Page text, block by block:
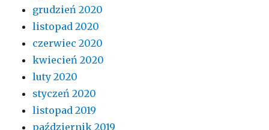
grudzień 2020
listopad 2020
czerwiec 2020
kwiecień 2020
luty 2020
styczeń 2020
listopad 2019
październik 2019